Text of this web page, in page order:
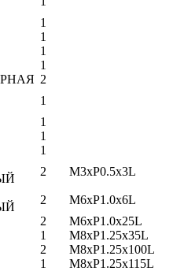
1
1
1
1
2
1
1
1
1
2 M3xP0.5x3L
2
M6xP1.0x6L
2
M6xP1.0x25L
1
M8xP1.25x35L
2
M8xP1.25x100L
1
M8xP1.25x115L